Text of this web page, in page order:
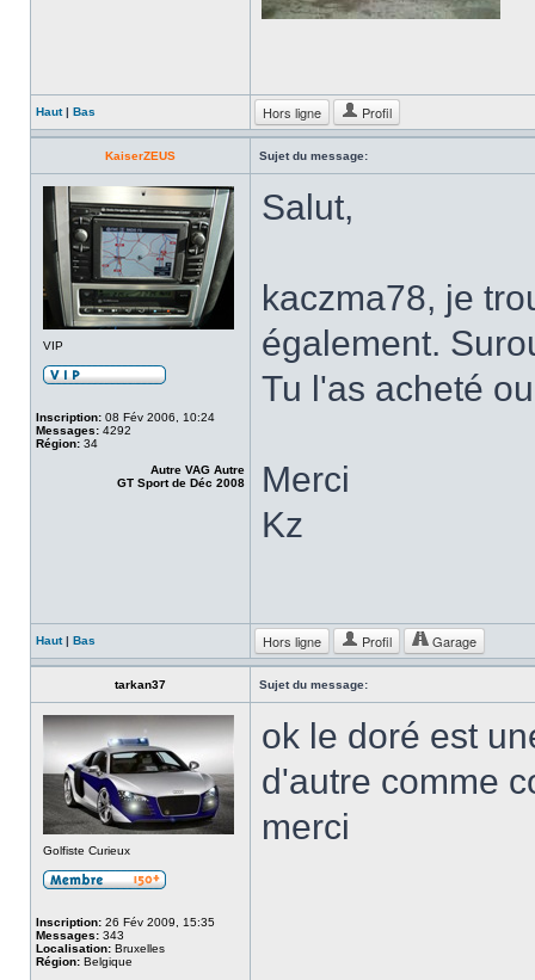
Haut| Bas Hors ligne Profil
KaiserZEUS Sujet du message:
VIP
Inscription: 08 Fév 2006, 10:24
Messages: 4292
Région: 34
Autre VAG Autre
GT Sport de Déc 2008
Salut,
kaczma78, je
également.
Tu l'as acheté
Merci
Kz
Haut| Bas Hors ligne Profil Garage
tarkan37 Sujet du message:
Golfiste Curieux
Inscription: 26 Fév 2009, 15:35
Messages: 343
Localisation: Bruxelles
Région: Belgique
ok le doré est
d'autre comme
merci